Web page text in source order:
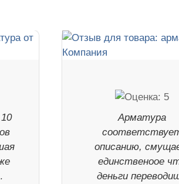
Арматура
описанию,
единственоое
деньги